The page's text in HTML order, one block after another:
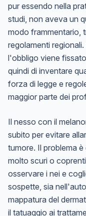
pur essendo nella
studi, non aveva un
modo frammentario,
regolamenti
l'obbligo viene
quindi di inventare
forza di legge e
maggior parte dei
Il nesso con il
subito per evitare
tumore. Il problema
molto scuri o
osservare i nei e
sospette, sia
mappatura del
il tatuaggio ai